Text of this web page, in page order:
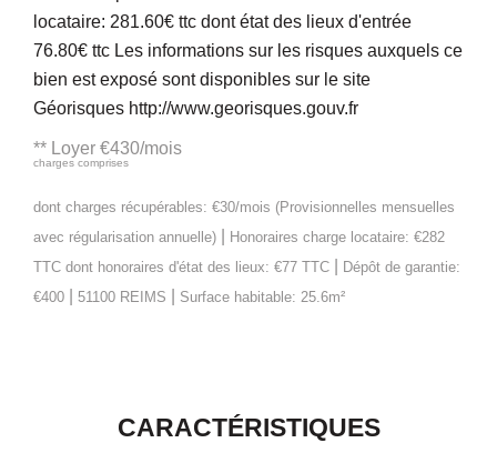
locataire: 281.60€ ttc dont état des lieux d'entrée
76.80€ ttc Les informations sur les risques auxquels ce
bien est exposé sont disponibles sur le site
Géorisques http://www.georisques.gouv.fr
** Loyer €430/mois
charges comprises
dont charges récupérables: €30/mois (Provisionnelles mensuelles
avec régularisation annuelle)
Honoraires charge locataire: €282
TTC dont honoraires d'état des lieux: €77 TTC
Dépôt de garantie:
€400
51100 REIMS Surface habitable: 25.6m²
CARACTÉRISTIQUES